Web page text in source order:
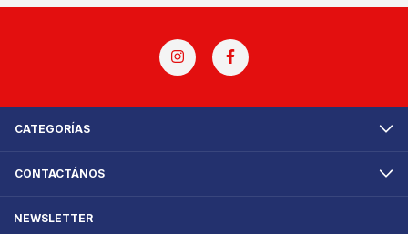
CATEGORÍAS
CONTACTÁNOS
NEWSLETTER